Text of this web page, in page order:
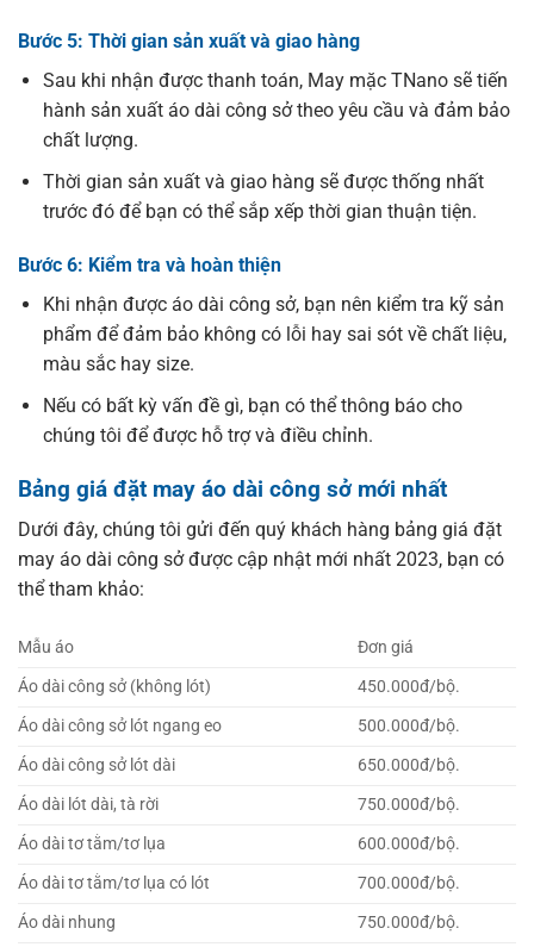
Bước 5: Thời gian sản xuất và giao hàng
Sau khi nhận được thanh toán, May mặc TNano sẽ tiến
hành sản xuất áo dài công sở theo yêu cầu và đảm bảo
chất lượng.
Thời gian sản xuất và giao hàng sẽ được thống nhất
trước đó để bạn có thể sắp xếp thời gian thuận tiện.
Bước 6: Kiểm tra và hoàn thiện
Khi nhận được áo dài công sở, bạn nên kiểm tra kỹ sản
phẩm để đảm bảo không có lỗi hay sai sót về chất liệu,
màu sắc hay size.
Nếu có bất kỳ vấn đề gì, bạn có thể thông báo cho
chúng tôi để được hỗ trợ và điều chỉnh.
Bảng giá đặt may áo dài công sở mới nhất
Dưới đây, chúng tôi gửi đến quý khách hàng bảng giá đặt
may áo dài công sở được cập nhật mới nhất 2023, bạn có
thể tham khảo:
Mẫu áo
Đơn giá
Áo dài công sở (không lót)
450.000đ/bộ.
Áo dài công sở lót ngang eo
500.000đ/bộ.
Áo dài công sở lót dài
650.000đ/bộ.
Áo dài lót dài, tà rời
750.000đ/bộ.
Áo dài tơ tằm/tơ lụa
600.000đ/bộ.
Áo dài tơ tằm/tơ lụa có lót
700.000đ/bộ.
Áo dài nhung
750.000đ/bộ.